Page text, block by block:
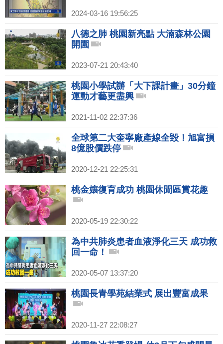
2024-03-16 19:56:25
八德之肺 桃園新亮點 大湳森林公園
開園
2023-07-21 20:43:40
桃園小學試辦「大下課計畫」30分鐘
運動才藝更盡興
2021-11-02 22:37:36
全球第二大奎寧廠產線全毀！旭富損
8億股價跌停
2020-12-21 22:25:31
桃金孃復育成功 桃園休閒區賞花趣
2020-05-19 22:30:22
為中共肺炎患者血液淨化三天 成功救
回一命！
2020-05-07 13:37:20
桃園長青學苑結業式 展出豐富成果
2020-11-27 22:08:27